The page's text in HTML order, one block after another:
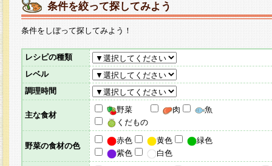
条件を絞って探してみよう
条件をしぼって探してみよう！
レシピの種類
レベル
調理時間
主な食材
野菜 肉
魚
くだもの
野菜の食材の色
赤色 黄色
緑色
紫色
白色